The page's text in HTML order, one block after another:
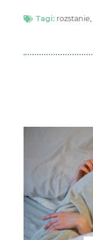
Tagi: rozstanie,